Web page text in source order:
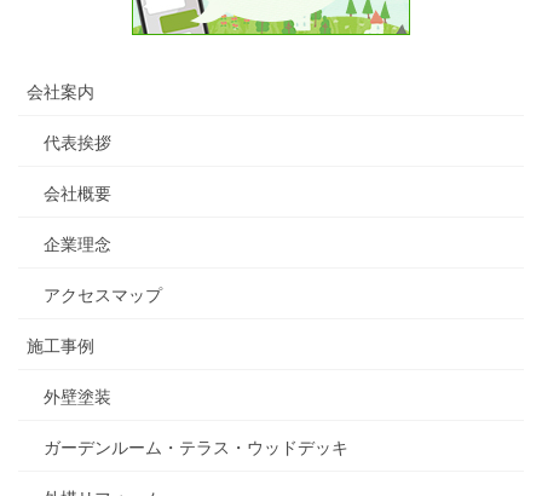
会社案内
代表挨拶
会社概要
企業理念
アクセスマップ
施工事例
外壁塗装
ガーデンルーム・テラス・ウッドデッキ